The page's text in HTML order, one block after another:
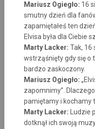
Mariusz Ogiegło: 16
smutny dzień dla
zapamiętałeś ten
Elvisa była dla Ciebie
Marty Lacker: Tak, 16
wstrząśnięty gdy się o
bardzo zaskoczony.
Mariusz Ogiegło:
zapomnimy”.
pamiętamy i kochamy
Marty Lacker: Ludzie
dotknął ich swoją